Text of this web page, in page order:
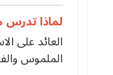
لماذا تدرس ماجستير
الملموس